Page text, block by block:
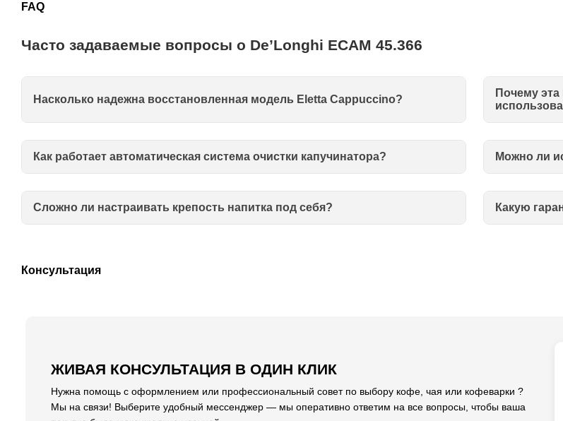
FAQ
Часто задаваемые вопросы о De’Longhi ECAM 45.366
Насколько надежна восстановленная модель Eletta Cappuccino?
Почему
Как работает автоматическая система очистки капучинатора? Можно ли
Сложно ли настраивать крепость напитка под себя? Какую
Консультация
ЖИВАЯ КОНСУЛЬТАЦИЯ В ОДИН КЛИК
Нужна помощь с оформлением или профессиональный совет по выбору кофе, чая или кофеварки ?
Мы на связи! Выберите удобный мессенджер — мы оперативно ответим на все вопросы, чтобы ваша